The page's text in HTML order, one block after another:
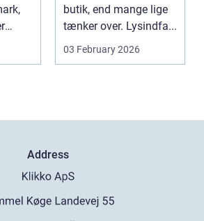
butik, end mange lige
tænker over. Lysindfa...
03 February 2026
Address